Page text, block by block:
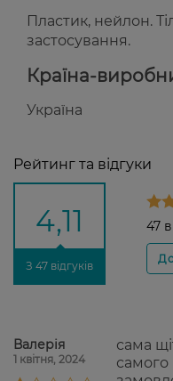
Пластик, нейлон.
застосування.
Країна-
Україна
Рейтинг та відгуки
4,11
З 47 відгуків
47
Валерія
1 квітня, 2024
сама
самого